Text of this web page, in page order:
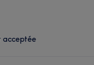
acceptée